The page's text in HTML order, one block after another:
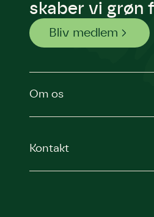
skaber vi grøn
Bliv medlem
Om os
Kontakt